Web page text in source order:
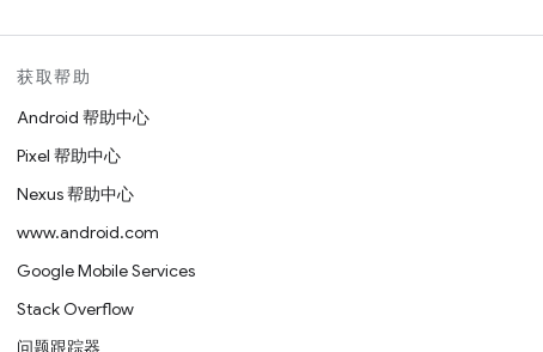
获取帮助
Android 帮助中心
Pixel 帮助中心
Nexus 帮助中心
www.android.com
Google Mobile Services
Stack Overflow
问题跟踪器